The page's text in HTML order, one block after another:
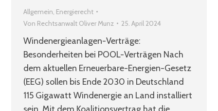
Allgemein, Energierecht
Von Rechtsanwalt Oliver Munz 25. April 2024
Windenergieanlagen-Verträge:
Besonderheiten bei POOL-Verträgen Nach
dem aktuellen Erneuerbare-Energien-Gesetz
(EEG) sollen bis Ende 2030 in Deutschland
115 Gigawatt Windenergie an Land installiert